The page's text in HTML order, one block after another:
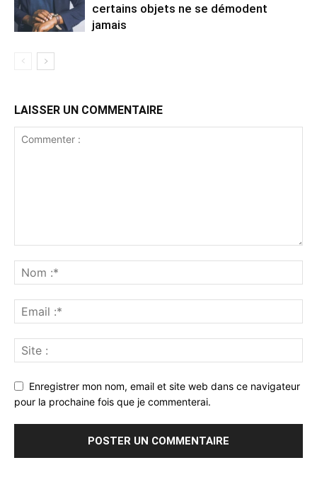
certains objets ne se démodent
jamais
LAISSER UN COMMENTAIRE
Enregistrer mon nom, email et site web dans ce navigateur
pour la prochaine fois que je commenterai.